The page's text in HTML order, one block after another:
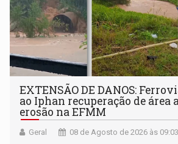
EXTENSÃO DE DANOS:
ao Iphan recuperação de área
erosão na EFMM
Geral 08 de Agosto de 2026 às 09:03